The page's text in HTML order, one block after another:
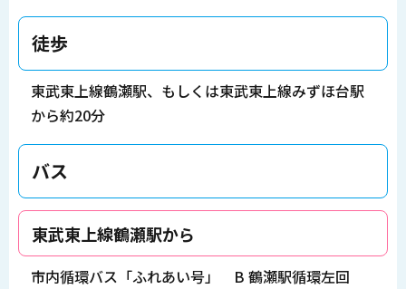
徒歩
東武東上線鶴瀬駅、もしくは東武東上線みずほ台駅
から約20分
バス
東武東上線鶴瀬駅から
市内循環バス「ふれあい号」 B 鶴瀬駅循環左回